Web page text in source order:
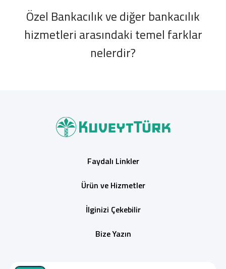
Özel Bankacılık ve diğer bankacılık
hizmetleri arasındaki temel farklar
nelerdir?
Faydalı Linkler
Ürün ve Hizmetler
İlginizi Çekebilir
Bize Yazın